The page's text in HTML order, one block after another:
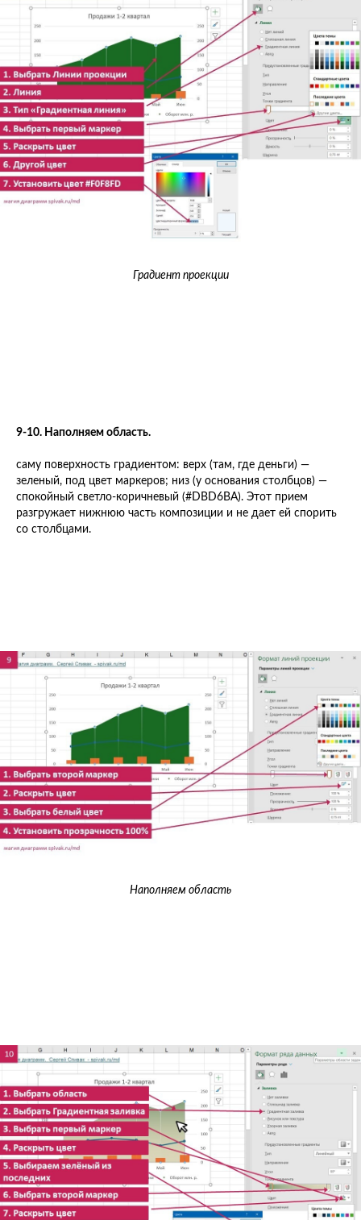
Градиент проекции
9-10. Наполняем область.
саму поверхность градиентом: верх (там, где деньги) —
зеленый, под цвет маркеров; низ (у основания столбцов) —
спокойный светло-коричневый (#DBD6BA). Этот прием
разгружает нижнюю часть композиции и не дает ей спорить
со столбцами.
Наполняем область